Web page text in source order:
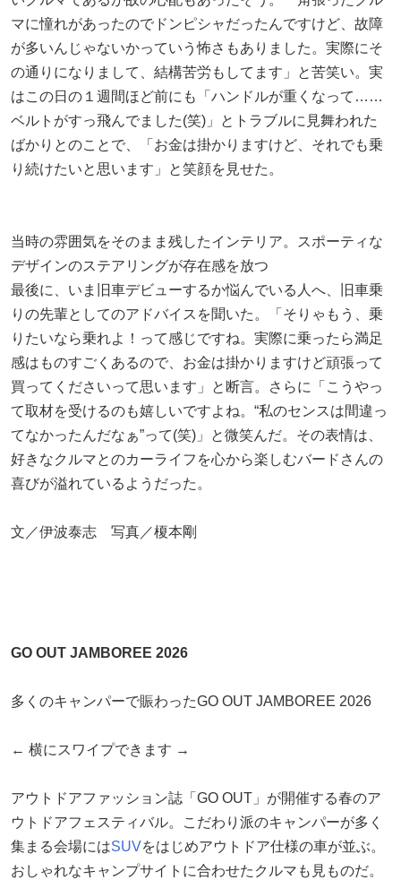
マに憧れがあったのでドンピシャだったんですけど、故障
が多いんじゃないかっていう怖さもありました。実際にそ
の通りになりまして、結構苦労もしてます」と苦笑い。実
はこの日の１週間ほど前にも「ハンドルが重くなって……
ベルトがすっ飛んでました(笑)」とトラブルに見舞われた
ばかりとのことで、「お金は掛かりますけど、それでも乗
り続けたいと思います」と笑顔を見せた。
当時の雰囲気をそのまま残したインテリア。スポーティな
デザインのステアリングが存在感を放つ
最後に、いま旧車デビューするか悩んでいる人へ、旧車乗
りの先輩としてのアドバイスを聞いた。「そりゃもう、乗
りたいなら乗れよ！って感じですね。実際に乗ったら満足
感はものすごくあるので、お金は掛かりますけど頑張って
買ってくださいって思います」と断言。さらに「こうやっ
て取材を受けるのも嬉しいですよね。“私のセンスは間違っ
てなかったんだなぁ”って(笑)」と微笑んだ。その表情は、
好きなクルマとのカーライフを心から楽しむバードさんの
喜びが溢れているようだった。
文／伊波泰志 写真／榎本剛
GO OUT JAMBOREE 2026
多くのキャンパーで賑わったGO OUT JAMBOREE 2026
← 横にスワイプできます →
アウトドアファッション誌「GO OUT」が開催する春のア
ウトドアフェスティバル。こだわり派のキャンパーが多く
集まる会場にはSUVをはじめアウトドア仕様の車が並ぶ。
おしゃれなキャンプサイトに合わせたクルマも見ものだ。